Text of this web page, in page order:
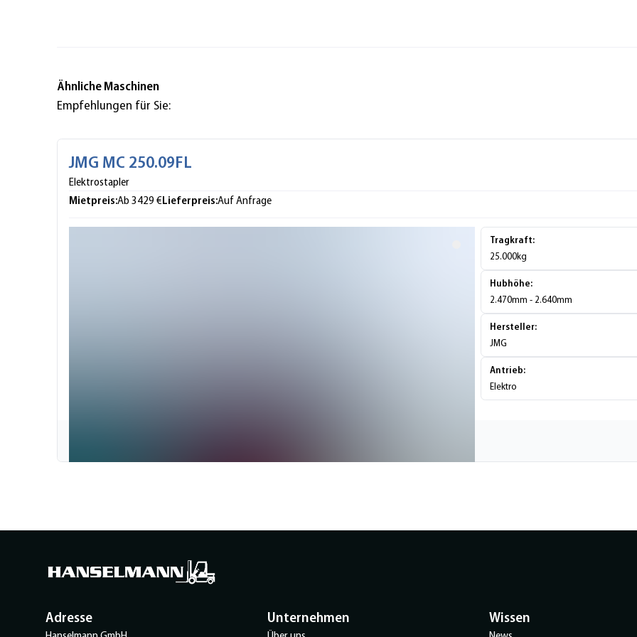
Ähnliche Maschinen
Empfehlungen für Sie:
JMG MC 250.09FL
Elektrostapler
Mietpreis:Ab 3429 €Lieferpreis:Auf Anfrage
Tragkraft:
25.000kg
Hubhöhe:
2.470mm - 2.640mm
Hersteller:
JMG
Antrieb:
Elektro
Adresse Unternehmen Wissen